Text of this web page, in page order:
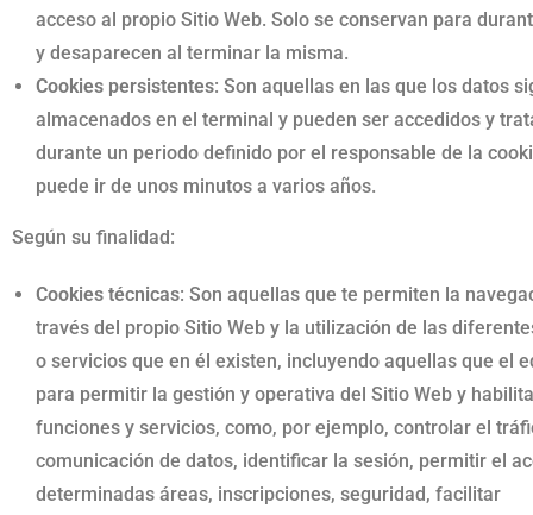
acceso al propio Sitio Web. Solo se conservan para
y desaparecen al terminar la misma.
Cookies persistentes: Son aquellas en las que los datos
almacenados en el terminal y pueden ser accedidos y
durante un periodo definido por el responsable de la
puede ir de unos minutos a varios años.
Según su finalidad:
Cookies técnicas: Son aquellas que te permiten la
través del propio Sitio Web y la utilización de las
o servicios que en él existen, incluyendo aquellas que el
para permitir la gestión y operativa del Sitio Web y
funciones y servicios, como, por ejemplo, controlar el
comunicación de datos, identificar la sesión, permitir el
determinadas áreas, inscripciones, seguridad, facilitar